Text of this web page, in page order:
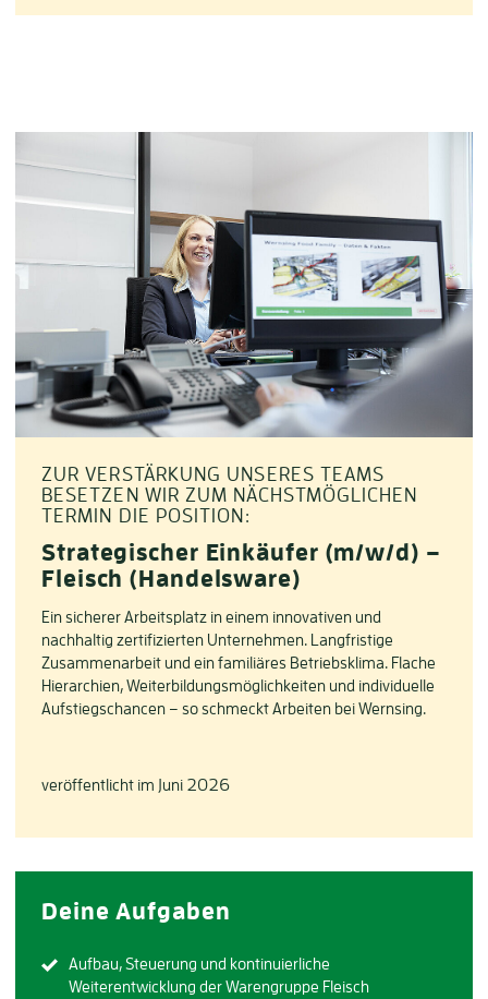
ZUR VERSTÄRKUNG UNSERES TEAMS
BESETZEN WIR ZUM NÄCHSTMÖGLICHEN
TERMIN DIE POSITION:
Strategischer Einkäufer (m/w/d) –
Fleisch (Handelsware)
Ein sicherer Arbeitsplatz in einem innovativen und
nachhaltig zertifizierten Unternehmen. Langfristige
Zusammenarbeit und ein familiäres Betriebsklima. Flache
Hierarchien, Weiterbildungsmöglichkeiten und individuelle
Aufstiegschancen – so schmeckt Arbeiten bei Wernsing.
veröffentlicht im Juni 2026
Deine Aufgaben
Aufbau, Steuerung und kontinuierliche
Weiterentwicklung der Warengruppe Fleisch